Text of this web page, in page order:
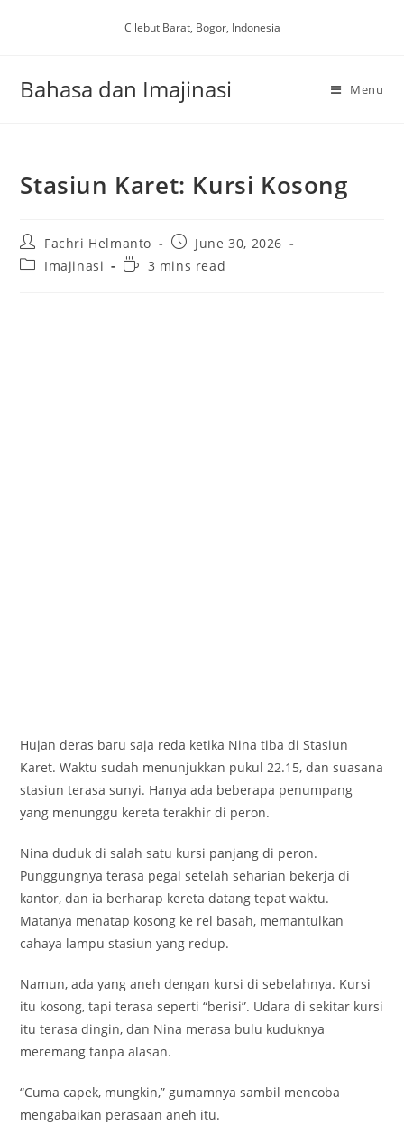
Cilebut Barat, Bogor, Indonesia
Bahasa dan Imajinasi Menu
Stasiun Karet: Kursi Kosong
Post
author:
Fachri Helmanto
Post
published:
June 30, 2026
PostImajinasi
Reading3 mins read
Hujan deras baru saja reda ketika Nina tiba di Stasiun
Karet. Waktu sudah menunjukkan pukul 22.15, dan suasana
stasiun terasa sunyi. Hanya ada beberapa penumpang
yang menunggu kereta terakhir di peron.
Nina duduk di salah satu kursi panjang di peron.
Punggungnya terasa pegal setelah seharian bekerja di
kantor, dan ia berharap kereta datang tepat waktu.
Matanya menatap kosong ke rel basah, memantulkan
cahaya lampu stasiun yang redup.
Namun, ada yang aneh dengan kursi di sebelahnya. Kursi
itu kosong, tapi terasa seperti “berisi”. Udara di sekitar kursi
itu terasa dingin, dan Nina merasa bulu kuduknya
meremang tanpa alasan.
“Cuma capek, mungkin,” gumamnya sambil mencoba
mengabaikan perasaan aneh itu.